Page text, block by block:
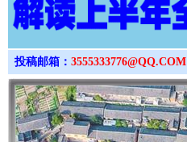
投稿邮箱： 3555333776@QQ.COM